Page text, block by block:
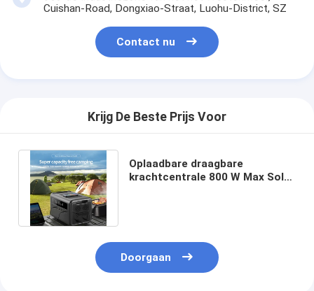
Cuishan-Road, Dongxiao-Straat, Luohu-District, SZ
Contact nu
Krijg De Beste Prijs Voor
Oplaadbare draagbare
krachtcentrale 800 W Max Solar
Doorgaan